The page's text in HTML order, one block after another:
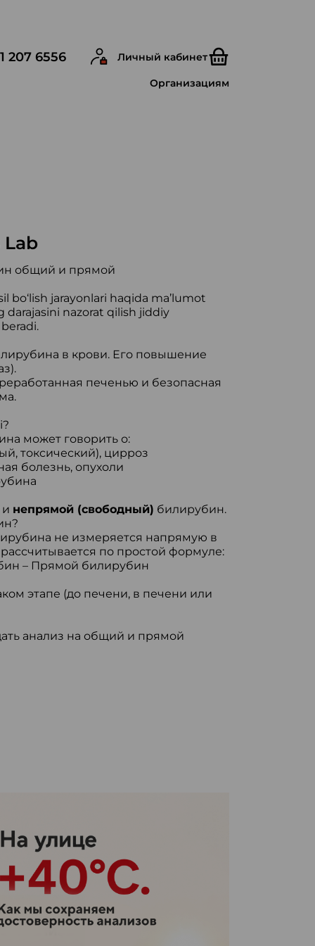
207 6556 Личный кабинет
Организациям
общий и прямой
bo‘lish jarayonlari haqida ma’lumot
nazorat qilish jiddiy
в крови. Его повышение
печенью и безопасная
может говорить о:
токсический), цирроз
болезнь, опухоли
непрямой (свободный) билирубин.
не измеряется напрямую в
по простой формуле:
– Прямой билирубин
этапе (до печени, в печени или
анализ на общий и прямой